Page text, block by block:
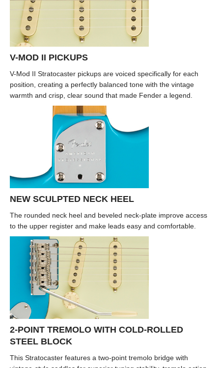
V-MOD II PICKUPS
V-Mod II Stratocaster pickups are voiced specifically for each
position, creating a perfectly balanced tone with the vintage
warmth and crisp, clear sound that made Fender a legend.
NEW SCULPTED NECK HEEL
The rounded neck heel and beveled neck-plate improve access
to the upper register and make leads easy and comfortable.
2-POINT TREMOLO WITH COLD-ROLLED
STEEL BLOCK
This Stratocaster features a two-point tremolo bridge with